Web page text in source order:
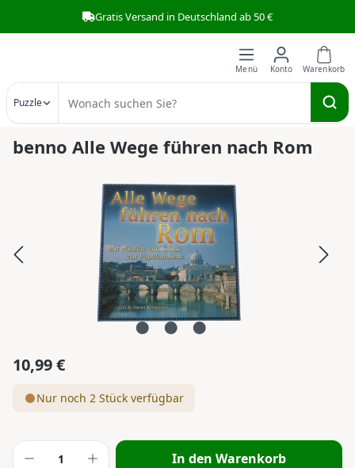
Zum Hauptinhalt springenGratis Versand in Deutschland ab 50 €
Puzzle
benno Alle Wege führen nach Rom
Regulärer Preis:
10,99 €
Nur noch 2 Stück verfügbar
Produkt Anzahl: Gib den gewünschten
In den Warenkorb